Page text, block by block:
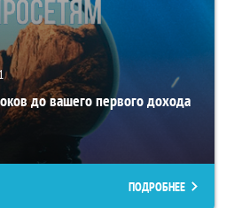
до вашего первого дохода
ПОДРОБНЕЕ